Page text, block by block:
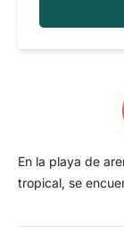
En la playa de
tropical, se